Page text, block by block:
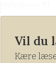
Generelt er
Vil du
Kære